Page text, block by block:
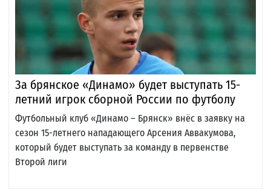
За брянское «Динамо» будет выступать 15-
летний игрок сборной России по футболу
Футбольный клуб «Динамо – Брянск» внёс в заявку на
сезон 15-летнего нападающего Арсения Аввакумова,
который будет выступать за команду в первенстве
Второй лиги